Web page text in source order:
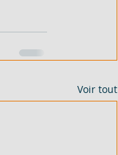
Voir tout